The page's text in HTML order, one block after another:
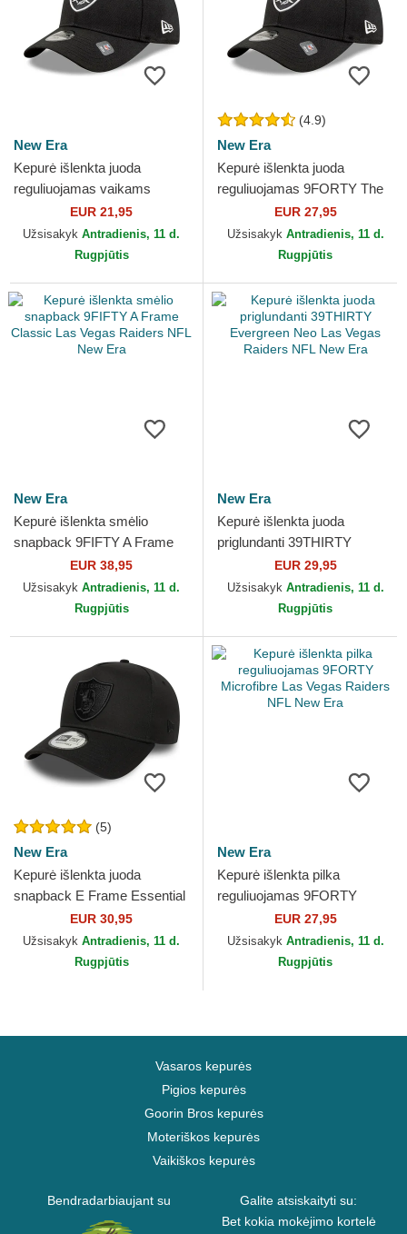
New Era
Kepurė išlenkta juoda
reguliuojamas vaikams
9FORTY The League Las
Vegas Raiders NFL New Era
EUR 21,95
Užsisakyk Antradienis, 11 d.
Rugpjūtis
(4.9)
New Era
Kepurė išlenkta juoda
reguliuojamas 9FORTY The
League Las Vegas Raiders
NFL New Era
EUR 27,95
Užsisakyk Antradienis, 11 d.
Rugpjūtis
New Era
Kepurė išlenkta smėlio
snapback 9FIFTY A Frame
Classic Las Vegas Raiders
NFL New Era
EUR 38,95
Užsisakyk Antradienis, 11 d.
Rugpjūtis
New Era
Kepurė išlenkta juoda
priglundanti 39THIRTY
Evergreen Neo Las Vegas
Raiders NFL New Era
EUR 29,95
Užsisakyk Antradienis, 11 d.
Rugpjūtis
(5)
New Era
Kepurė išlenkta juoda
snapback E Frame Essential
Las Vegas Raiders NFL New
Era
EUR 30,95
Užsisakyk Antradienis, 11 d.
Rugpjūtis
New Era
Kepurė išlenkta pilka
reguliuojamas 9FORTY
Microfibre Las Vegas Raiders
NFL New Era
EUR 27,95
Užsisakyk Antradienis, 11 d.
Rugpjūtis
Vasaros kepurės
Pigios kepurės
Goorin Bros kepurės
Moteriškos kepurės
Vaikiškos kepurės
Bendradarbiaujant su
Galite atsiskaityti su:
Bet kokia mokėjimo kortelė